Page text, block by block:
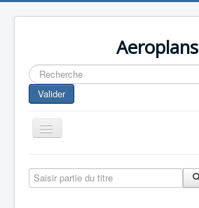
Aeroplans
Rechercher
Valider
Toggle
Navigation
Aviation Commerciale
Saisir partie du titre